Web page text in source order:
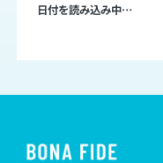
日付を読み込み中…